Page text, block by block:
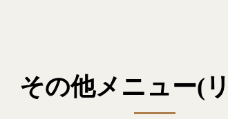
その他メニュー(